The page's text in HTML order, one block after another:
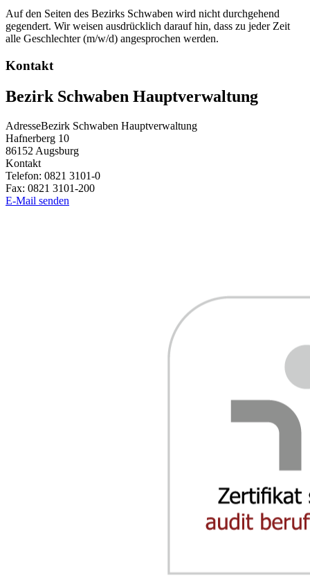
Auf den Seiten des Bezirks Schwaben wird nicht durchgehend
gegendert. Wir weisen ausdrücklich darauf hin, dass zu jeder Zeit
alle Geschlechter (m/w/d) angesprochen werden.
Kontakt
Bezirk Schwaben Hauptverwaltung
AdresseBezirk Schwaben Hauptverwaltung
Hafnerberg 10
86152 Augsburg
Kontakt
Telefon: 0821 3101-0
Fax: 0821 3101-200
E-Mail senden